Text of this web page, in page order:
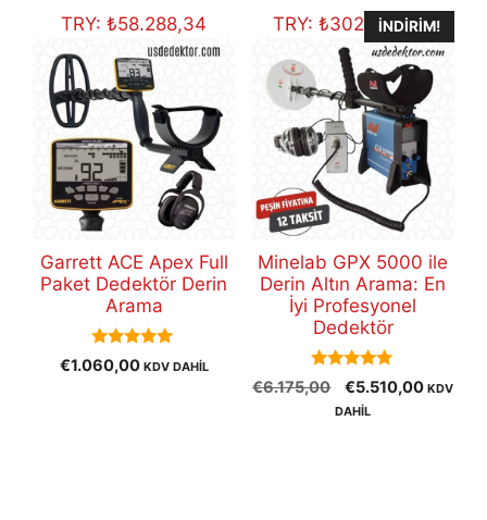
TRY:₺58.288,34
Garrett ACE Apex Full
Paket Dedektör Derin
Arama
5.00
out of 5
€1.060,00 KDV DAHİL
TRY: ₺302.989,39
İNDIRIM!
Minelab GPX 5000 ile
Derin Altın Arama: En
İyi Profesyonel
Dedektör
5.00
out of 5
€6.175,00
Orijinal
fiyat:
€5.510,00Şu
KDV
DAHİL